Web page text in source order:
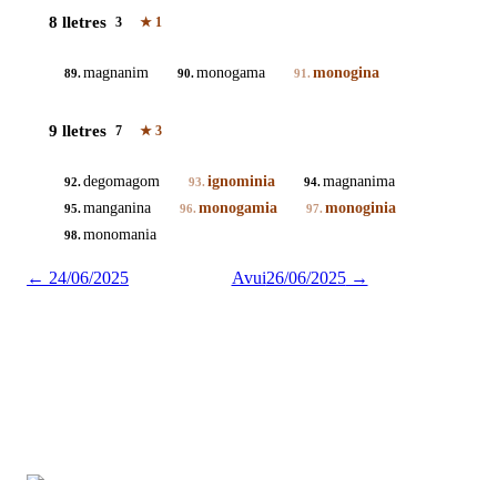
8 lletres 3 ★ 1
89.magnanim 90.monogama 91. monogina
9 lletres 7 ★ 3
92.degomagom 93. ignominia 94.magnanima
95.manganina 96. monogamia 97. monoginia
98.monomania
← 24/06/2025 Avui26/06/2025→